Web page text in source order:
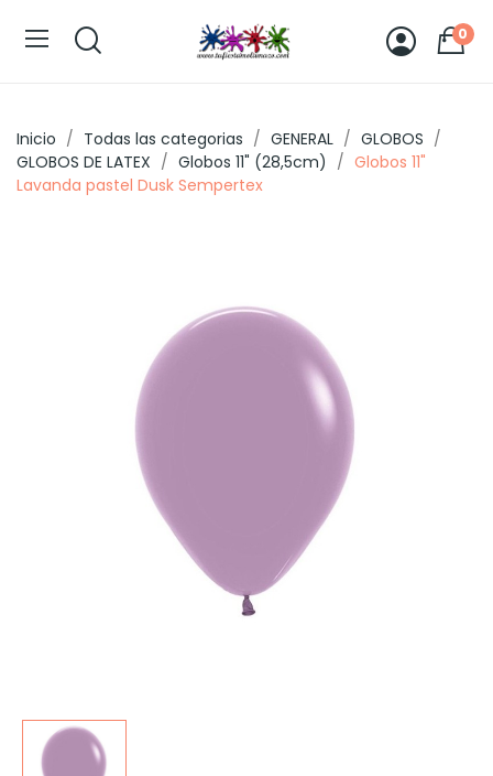
0
Inicio Todas las categorias GENERAL
GLOBOS
GLOBOS DE LATEX
Globos 11" (28,5cm)
Globos 11"
Lavanda pastel Dusk Sempertex